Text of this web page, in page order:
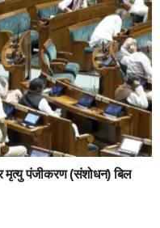
मृत्यु पंजीकरण (संशोधन) बिल